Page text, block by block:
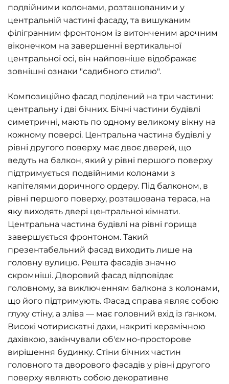
подвійними колонами, розташованими у
центральній частині фасаду, та вишуканим
філігранним фронтоном із витонченим арочним
віконечком на завершенні вертикальної
центральної осі, він найповніше відображає
зовнішні ознаки "садибного стилю".
Композиційно фасад поділений на три частини:
центральну і дві бічних. Бічні частини будівлі
симетричні, мають по одному великому вікну на
кожному поверсі. Центральна частина будівлі у
рівні другого поверху має двоє дверей, що
ведуть на балкон, який у рівні першого поверху
підтримується подвійними колонами з
капітелями доричного ордеру. Під балконом, в
рівні першого поверху, розташована тераса, на
яку виходять двері центральної кімнати.
Центральна частина будівлі на рівні горища
завершується фронтоном. Такий
презентабельний фасад виходить лише на
головну вулицю. Решта фасадів значно
скромніші. Дворовий фасад відповідає
головному, за виключенням балкона з колонами,
що його підтримують. Фасад справа являє собою
глуху стіну, а зліва — має головний вхід із ґанком.
Високі чотирискатні дахи, накриті керамічною
дахівкою, закінчували об'ємно-просторове
вирішення будинку. Стіни бічних частин
головного та дворового фасадів у рівні другого
поверху являють собою декоративне